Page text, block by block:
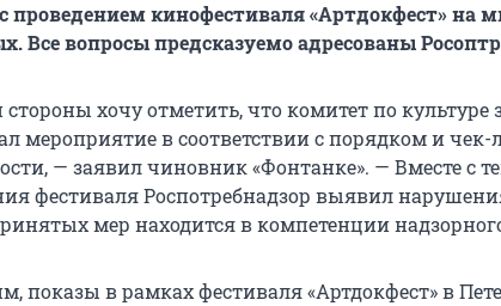
проведением кинофестиваля «Артдокфест» на
Все вопросы предсказуемо адресованы
стороны хочу отметить, что комитет по культуре
мероприятие в соответствии с порядком и чек-
— заявил чиновник «Фонтанке». — Вместе с
фестиваля Роспотребнадзор выявил
мер находится в компетенции
показы в рамках фестиваля «Артдокфест» в